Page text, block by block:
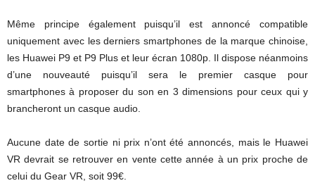
Même principe également puisqu’il est annoncé compatible
uniquement avec les derniers smartphones de la marque chinoise,
les Huawei P9 et P9 Plus et leur écran 1080p. Il dispose néanmoins
d’une nouveauté puisqu’il sera le premier casque pour
smartphones à proposer du son en 3 dimensions pour ceux qui y
brancheront un casque audio.
Aucune date de sortie ni prix n’ont été annoncés, mais le Huawei
VR devrait se retrouver en vente cette année à un prix proche de
celui du Gear VR, soit 99€.